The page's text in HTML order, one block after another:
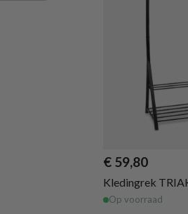
€ 59,80
Kledingrek
Op voorraad